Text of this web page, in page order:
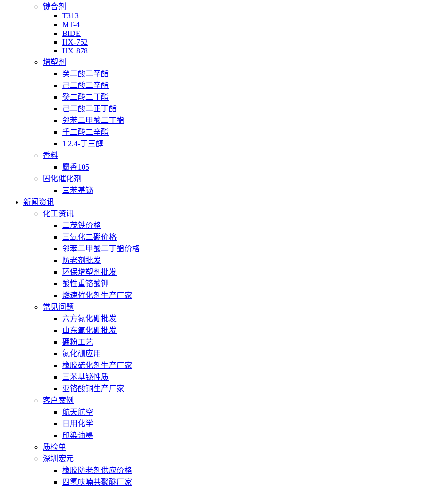
键合剂
T313
MT-4
BIDE
HX-752
HX-878
增塑剂
癸二酸二辛酯
己二酸二辛酯
癸二酸二丁酯
己二酸二正丁酯
邻苯二甲酸二丁酯
壬二酸二辛酯
1.2.4-丁三醇
香料
麝香105
固化催化剂
三苯基铋
新闻资讯
化工资讯
二茂铁价格
三氧化二硼价格
邻苯二甲酸二丁酯价格
防老剂批发
环保增塑剂批发
酸性重铬酸钾
燃速催化剂生产厂家
常见问题
六方氮化硼批发
山东氧化硼批发
硼粉工艺
氮化硼应用
橡胶硫化剂生产厂家
三苯基铋性质
亚铬酸铜生产厂家
客户案例
航天航空
日用化学
印染油墨
质检单
深圳宏元
橡胶防老剂供应价格
四氢呋喃共聚醚厂家